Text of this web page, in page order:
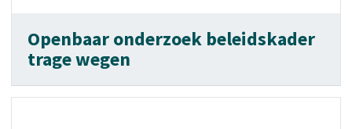
Openbaar onderzoek beleidskader
trage wegen